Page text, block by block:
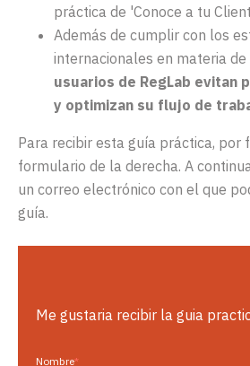
práctica de 'Conoce a tu
Además de cumplir con los
internacionales en materia de
usuarios de RegLab evitan
y optimizan su flujo de
Para recibir esta guía práctica, por
formulario de la derecha. A
un correo electrónico con el que
guía.
Me gustaria recibir la guia
Nombre*